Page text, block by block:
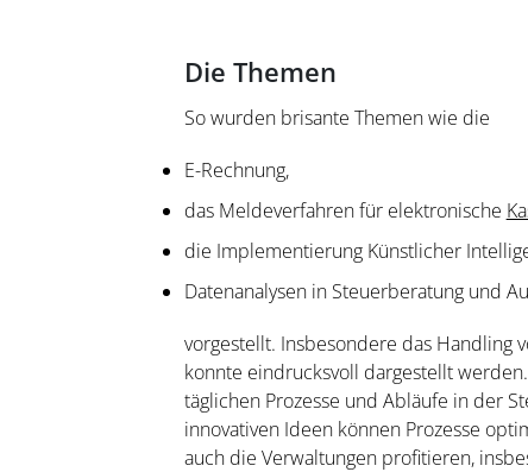
Die Themen
So wurden brisante Themen wie die
E-Rechnung,
das Meldeverfahren für elektronische
die Implementierung Künstlicher
Datenanalysen in Steuerberatung und
vorgestellt. Insbesondere das Handling
konnte eindrucksvoll dargestellt
täglichen Prozesse und Abläufe in der
innovativen Ideen können Prozesse
auch die Verwaltungen profitieren,